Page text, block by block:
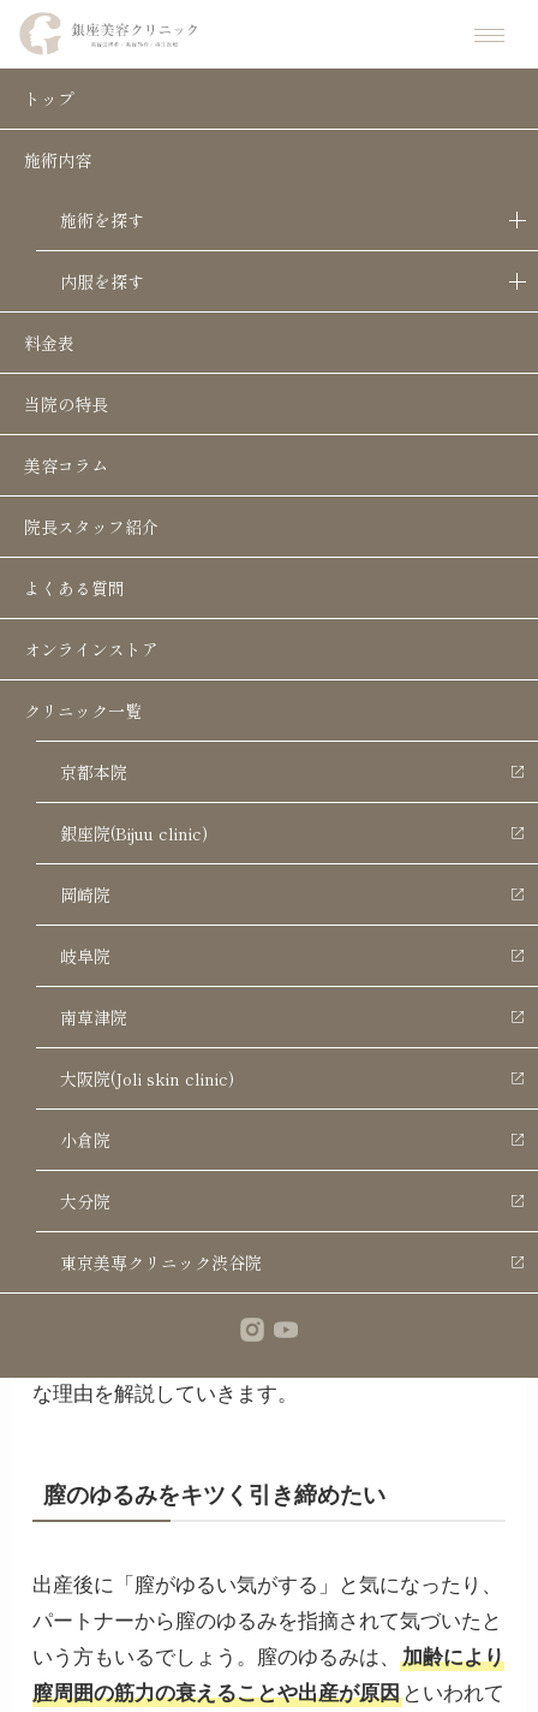
トップ
施術内容
施術を探す
内服を探す
料金表
当院の特長
美容コラム
院長スタッフ紹介
よくある質問
オンラインストア
クリニック一覧
京都本院
銀座院(Bijuu clinic)
岡崎院
岐阜院
南草津院
大阪院(Joli skin clinic)
小倉院
大分院
東京美専クリニック渋谷院
膣ヒアルロン酸
膣ヒアルロン酸
こんな方におすすめ
尿漏れ、お湯が入るのを改善したい
ご予約はこちら
膣ヒアルロン酸は、以下のお悩みにおすすめの施術
です。
膣のゆるみをキツく引き締めたい
な理由を解説していきます。
膣のゆるみをキツく引き締めたい
出産後に「膣がゆるい気がする」と気になったり、
パートナーから膣のゆるみを指摘されて気づいたと
いう方もいるでしょう。膣のゆるみは、
加齢により
膣周囲の筋力の衰えることや出産が原因といわれて